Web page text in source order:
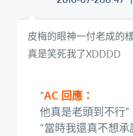
皮梅的眼神一付老成的
真是笑死我了XDDDD
AC 回應：
他真是老頭到不行
當時我還真不想承